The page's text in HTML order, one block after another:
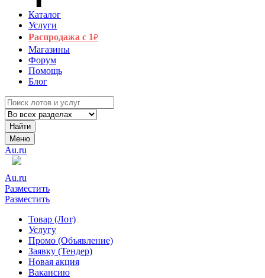
Каталог
Услуги
Распродажа с 1₽
Магазины
Форум
Помощь
Блог
Найти
Меню
Au.ru
Au.ru
Разместить
Разместить
Товар (Лот)
Услугу
Промо (Объявление)
Заявку (Тендер)
Новая акция
Вакансию